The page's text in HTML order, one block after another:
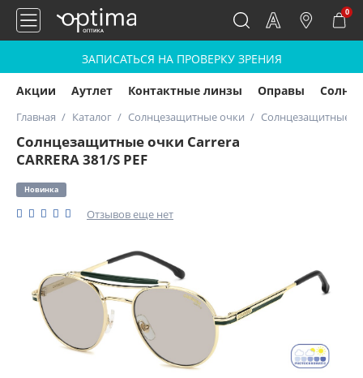
0
ЗАПИСАТЬСЯ НА ПРОВЕРКУ ЗРЕНИЯ
Акции Аутлет Контактные линзы Оправы
Главная Каталог Солнцезащитные очки Солнцезащитные
Солнцезащитные очки Carrera
CARRERA 381/S PEF
Новинка
Отзывов еще нет